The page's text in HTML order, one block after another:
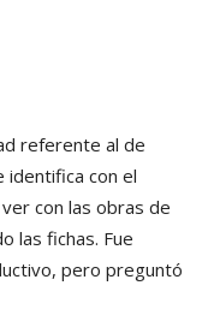
referente al de
identifica con el
con las obras de
las fichas. Fue
pero preguntó